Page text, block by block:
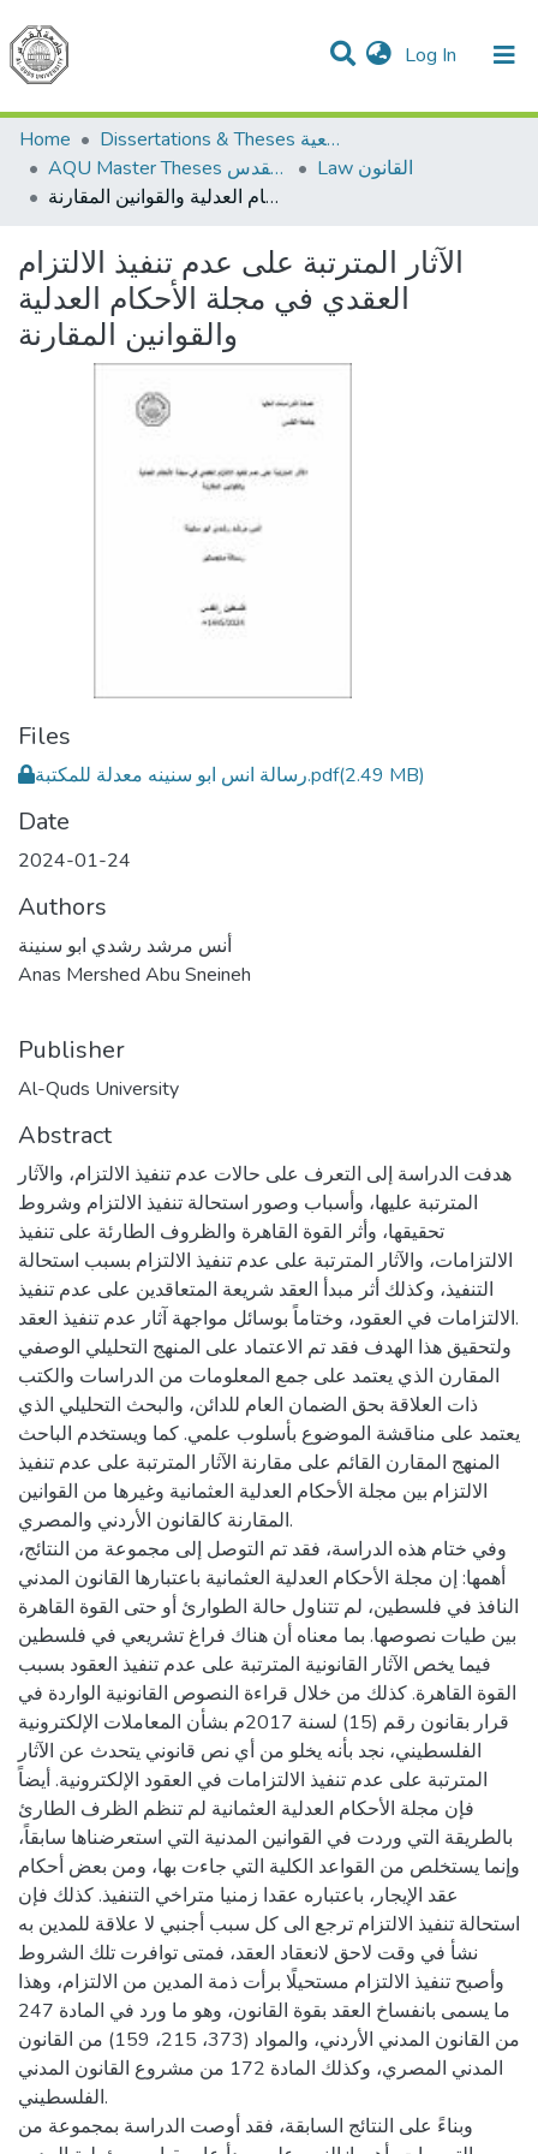
Log In (current)
Communities & Collections
All of DSpace
Home
Dissertations & Theses الرسائل الجامعية
AQU Master Theses الرسائل الجامعية الخاصة بجامعة القدس
Law القانون
الآثار المترتبة على عدم تنفيذ الالتزام العقدي في مجلة الأحكام العدلية والقوانين المقارنة
الآثار المترتبة على عدم تنفيذ الالتزام
العقدي في مجلة الأحكام العدلية
والقوانين المقارنة
Files
رسالة انس ابو سنينه معدلة للمكتبة.pdf(2.49 MB)
Date
2024-01-24
Authors
أنس مرشد رشدي ابو سنينة
Anas Mershed Abu Sneineh
Publisher
Al-Quds University
Abstract
هدفت الدراسة إلى التعرف على حالات عدم تنفيذ الالتزام، والآثار
المترتبة عليها، وأسباب وصور استحالة تنفيذ الالتزام وشروط
تحقيقها، وأثر القوة القاهرة والظروف الطارئة على تنفيذ
الالتزامات، والآثار المترتبة على عدم تنفيذ الالتزام بسبب استحالة
التنفيذ، وكذلك أثر مبدأ العقد شريعة المتعاقدين على عدم تنفيذ
الالتزامات في العقود، وختاماً بوسائل مواجهة آثار عدم تنفيذ العقد.
ولتحقيق هذا الهدف فقد تم الاعتماد على المنهج التحليلي الوصفي
المقارن الذي يعتمد على جمع المعلومات من الدراسات والكتب
ذات العلاقة بحق الضمان العام للدائن، والبحث التحليلي الذي
يعتمد على مناقشة الموضوع بأسلوب علمي. كما ويستخدم الباحث
المنهج المقارن القائم على مقارنة الآثار المترتبة على عدم تنفيذ
الالتزام بين مجلة الأحكام العدلية العثمانية وغيرها من القوانين
المقارنة كالقانون الأردني والمصري.
وفي ختام هذه الدراسة، فقد تم التوصل إلى مجموعة من النتائج،
أهمها: إن مجلة الأحكام العدلية العثمانية باعتبارها القانون المدني
النافذ في فلسطين، لم تتناول حالة الطوارئ أو حتى القوة القاهرة
بين طيات نصوصها. بما معناه أن هناك فراغ تشريعي في فلسطين
فيما يخص الآثار القانونية المترتبة على عدم تنفيذ العقود بسبب
القوة القاهرة. كذلك من خلال قراءة النصوص القانونية الواردة في
قرار بقانون رقم (15) لسنة 2017م بشأن المعاملات الإلكترونية
الفلسطيني، نجد بأنه يخلو من أي نص قانوني يتحدث عن الآثار
المترتبة على عدم تنفيذ الالتزامات في العقود الإلكترونية. أيضاً
فإن مجلة الأحكام العدلية العثمانية لم تنظم الظرف الطارئ
بالطريقة التي وردت في القوانين المدنية التي استعرضناها سابقاً،
وإنما يستخلص من القواعد الكلية التي جاءت بها، ومن بعض أحكام
عقد الإيجار، باعتباره عقدا زمنيا متراخي التنفيذ. كذلك فإن
استحالة تنفيذ الالتزام ترجع الى كل سبب أجنبي لا علاقة للمدين به
نشأ في وقت لاحق لانعقاد العقد، فمتى توافرت تلك الشروط
وأصبح تنفيذ الالتزام مستحيلًا برأت ذمة المدين من الالتزام، وهذا
ما يسمى بانفساخ العقد بقوة القانون، وهو ما ورد في المادة 247
من القانون المدني الأردني، والمواد (373، 215، 159) من القانون
المدني المصري، وكذلك المادة 172 من مشروع القانون المدني
الفلسطيني.
وبناءً على النتائج السابقة، فقد أوصت الدراسة بمجموعة من